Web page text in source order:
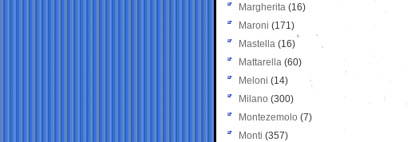
Margherita (16)
Maroni (171)
Mastella (16)
Mattarella (60)
Meloni (14)
Milano (300)
Montezemolo (7)
Monti (357)